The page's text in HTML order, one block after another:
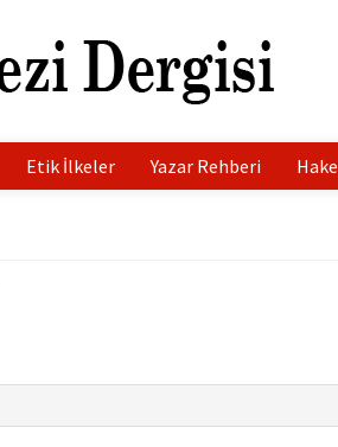
Etik İlkeler Yazar Rehberi